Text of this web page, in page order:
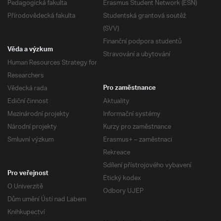
Pedagogická fakulta
Přírodovědecká fakulta
Erasmus Student Network (ESN)
Studentská grantová soutěž
(SVV)
Finanční podpora studentů
Stravování a ubytování
Věda a výzkum
Human Resources Strategy for
Researchers
Vědecká rada
Ediční činnost
Mezinárodní projekty
Národní projekty
Smluvní výzkum
Pro zaměstnance
Aktuality
Informační systémy
Kurzy pro zaměstnance
Erasmus+ – zaměstnaci
Rekreace
Sdílení přístrojového vybavení
Etický kodex
Odbory UJEP
Pro veřejnost
O Univerzitě
Dům umění Ústí nad Labem
Knihkupectví